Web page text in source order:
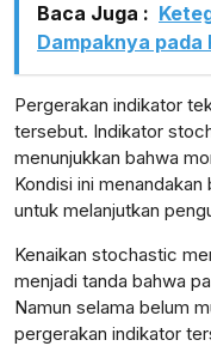
Baca Juga :
Dampaknya pada
Pergerakan indikator
tersebut. Indikator
menunjukkan bahwa
Kondisi ini
untuk melanjutkan
Kenaikan stochastic
menjadi tanda bahwa
Namun selama belum
pergerakan indikator